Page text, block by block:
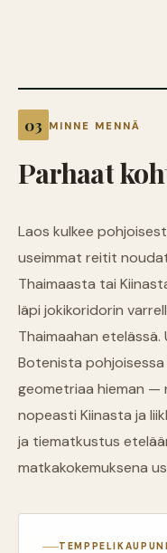
MINNE MENNÄ
Parhaat
Laos kulkee
useimmat reitit
Thaimaasta tai
läpi jokikoridorin
Thaimaahan
Botenista
geometriaa hieman —
nopeasti Kiinasta ja
ja tiematkustus
matkakokemuksena